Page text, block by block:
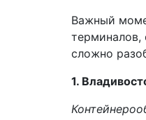
Важный
терминалов,
сложно
1.